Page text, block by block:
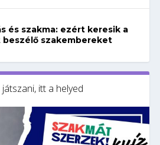
és szakma: ezért keresik a
beszélő szakembereket
itt a helyed